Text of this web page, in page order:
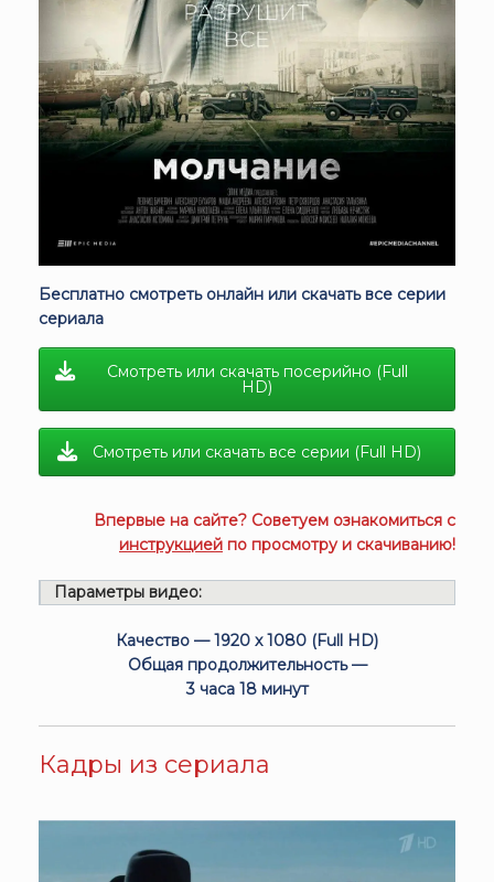
Бесплатно смотреть онлайн или скачать все серии
сериала
Смотреть или скачать посерийно (Full
HD)
Смотреть или скачать все серии (Full HD)
Впервые на сайте? Советуем ознакомиться с
инструкцией по просмотру и скачиванию!
Параметры видео:
Качество — 1920 x 1080 (Full HD)
Общая продолжительность —
3 часа 18 минут
Кадры из сериала